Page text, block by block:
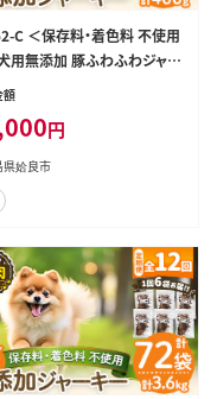
C ＜保存料・着色料 不使用
用無添加 豚ふわふわジャー
袋(1袋50g・合計400g)【Nフー
ペット フード エサ おやつ ご
食 ご褒美 ペット関係
額
円
県姶良市